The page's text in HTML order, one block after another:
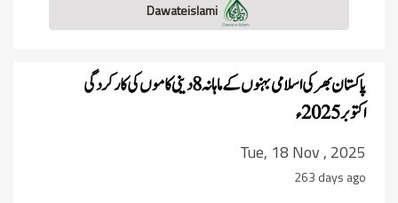
پاکستان بھر کی اسلامی بہنوں کے ماہانہ 8 دینی کاموں کی کارکردگی
اکتوبر 2025ء
Tue, 18 Nov , 2025
263 days ago